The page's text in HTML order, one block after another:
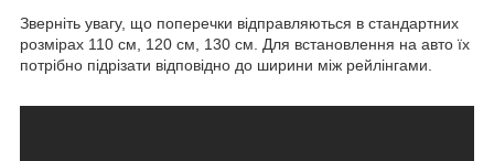
Зверніть увагу, що поперечки відправляються в стандартних
розмірах 110 см, 120 см, 130 см. Для встановлення на авто їх
потрібно підрізати відповідно до ширини між рейлінгами.